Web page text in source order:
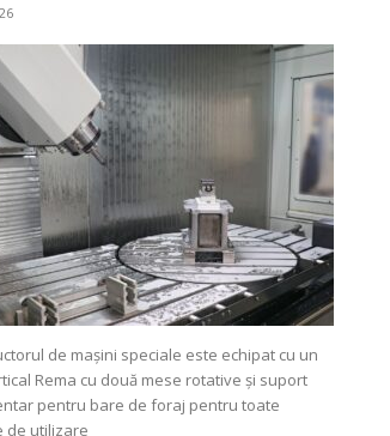
de mașini speciale este echipat cu un
Rema cu două mese rotative și suport
pentru bare de foraj pentru toate
de utilizare